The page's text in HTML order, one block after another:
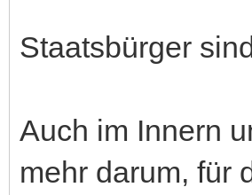
Staatsbürger
Auch im Innern
mehr darum, für